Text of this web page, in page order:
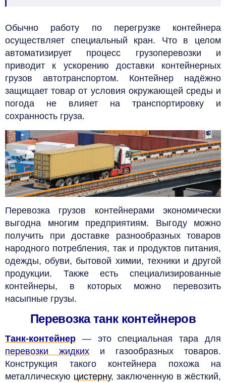
Обычно работу по перегрузке контейнера
осуществляет специальный кран. Что в целом
автоматизирует процесс грузоперевозки и
приводит к ускорению доставки контейнерных
грузов автотранспортом. Контейнер надёжно
защищает товар от условия окружающей среды и
погода не влияет на транспортировку и
сохранность груза.
Перевозка грузов контейнерами экономически
выгодна многим предприятиям. Выгоду можно
получить при доставке разнообразных товаров
народного потребления, так и продуктов питания,
одежды, обуви, бытовой химии, техники и другой
продукции. Также есть специализированные
контейнеры, в которых можно перевозить
насыпные грузы.
Перевозка танк контейнеров
Танк-контейнер
— это специальная тара для
перевозки жидких и газообразных товаров.
Конструкция такого контейнера похожа на
металлическую цистерну, заключенную в жёсткий,